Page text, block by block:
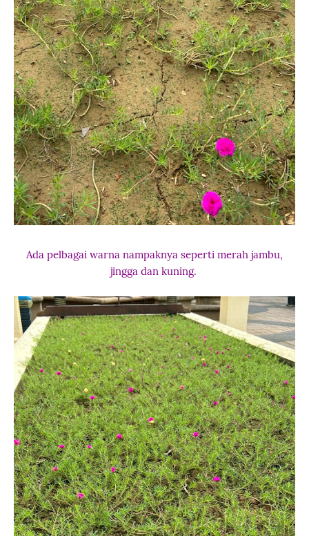
Ada pelbagai warna nampaknya seperti merah jambu,
jingga dan kuning.